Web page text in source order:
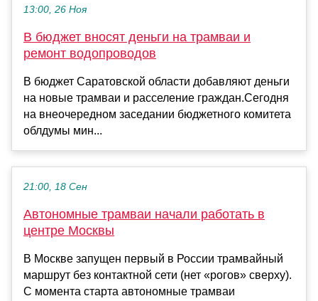
13:00, 26 Ноя
В бюджет вносят деньги на трамваи и
ремонт водопроводов
В бюджет Саратовской области добавляют деньги
на новые трамваи и расселение граждан.Сегодня
на внеочередном заседании бюджетного комитета
облдумы мин...
21:00, 18 Сен
Автономные трамваи начали работать в
центре Москвы
В Москве запущен первый в России трамвайный
маршрут без контактной сети (нет «рогов» сверху).
С момента старта автономные трамваи